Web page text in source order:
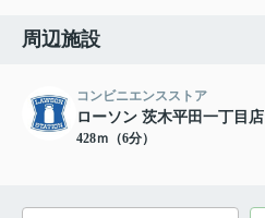
周辺施設
コンビニエンスストア
ローソン 茨木平田一丁目店
428ｍ（6分）